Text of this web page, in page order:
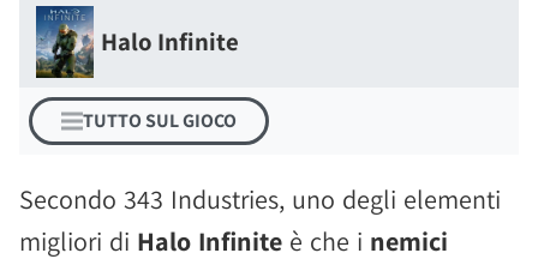
Halo Infinite
TUTTO SUL GIOCO
Secondo 343 Industries, uno degli elementi
migliori di Halo Infinite è che i nemici